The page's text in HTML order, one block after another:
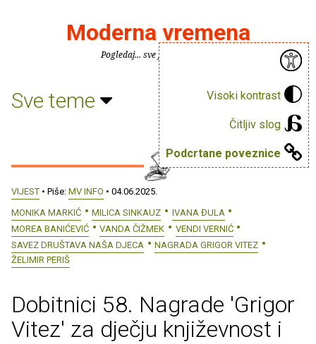
Visoki kontrast
Čitljiv slog
Podcrtane poveznice
Moderna vremena
Pogledaj... sve je puno knjiga.
Sve teme
VIJEST • Piše: MV INFO • 04.06.2025.
MONIKA MARKIĆ
MILICA SINKAUZ
IVANA ĐULA
MOREA BANIĆEVIĆ
VANDA ČIŽMEK
VENDI VERNIĆ
SAVEZ DRUŠTAVA NAŠA DJECA
NAGRADA GRIGOR VITEZ
ŽELIMIR PERIŠ
Dobitnici 58. Nagrade 'Grigor
Vitez' za dječju književnost i